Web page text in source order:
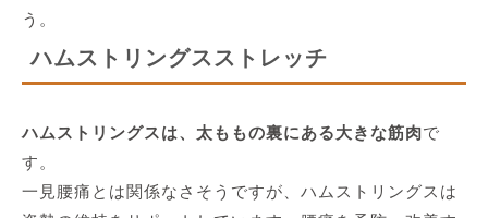
う。
ハムストリングスストレッチ
ハムストリングスは、太ももの裏にある大きな筋肉で
す。
一見腰痛とは関係なさそうですが、ハムストリングスは